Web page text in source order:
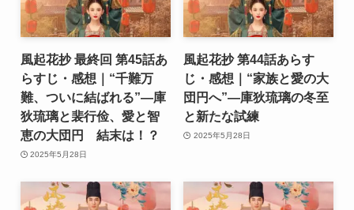
風起花抄 最終回 第45話あ
らすじ・感想｜“千難万
難、ついに結ばれる”―庫
狄琉璃と裴行俭、愛と智
恵の大団円 結末は！？
2025年5月28日
風起花抄 第44話あらす
じ・感想｜“家族と愛の大
団円へ”―庫狄琉璃の冬至
と新たな試練
2025年5月28日